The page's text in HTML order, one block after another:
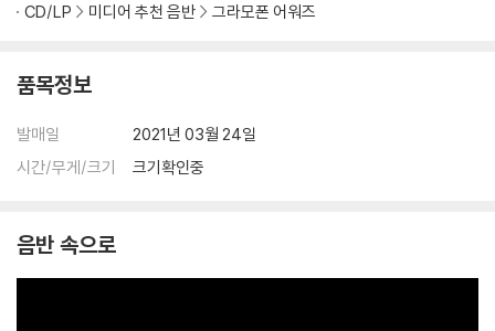
CD/LP
미디어 추천 음반 그라모폰 어워즈
품목정보
발매일
2021년 03월 24일
시간/무게/크기
크기확인중
음반 속으로